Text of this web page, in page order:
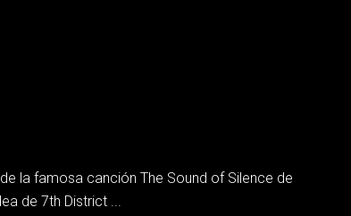
la famosa canción The Sound of Silence de
de 7th District ...